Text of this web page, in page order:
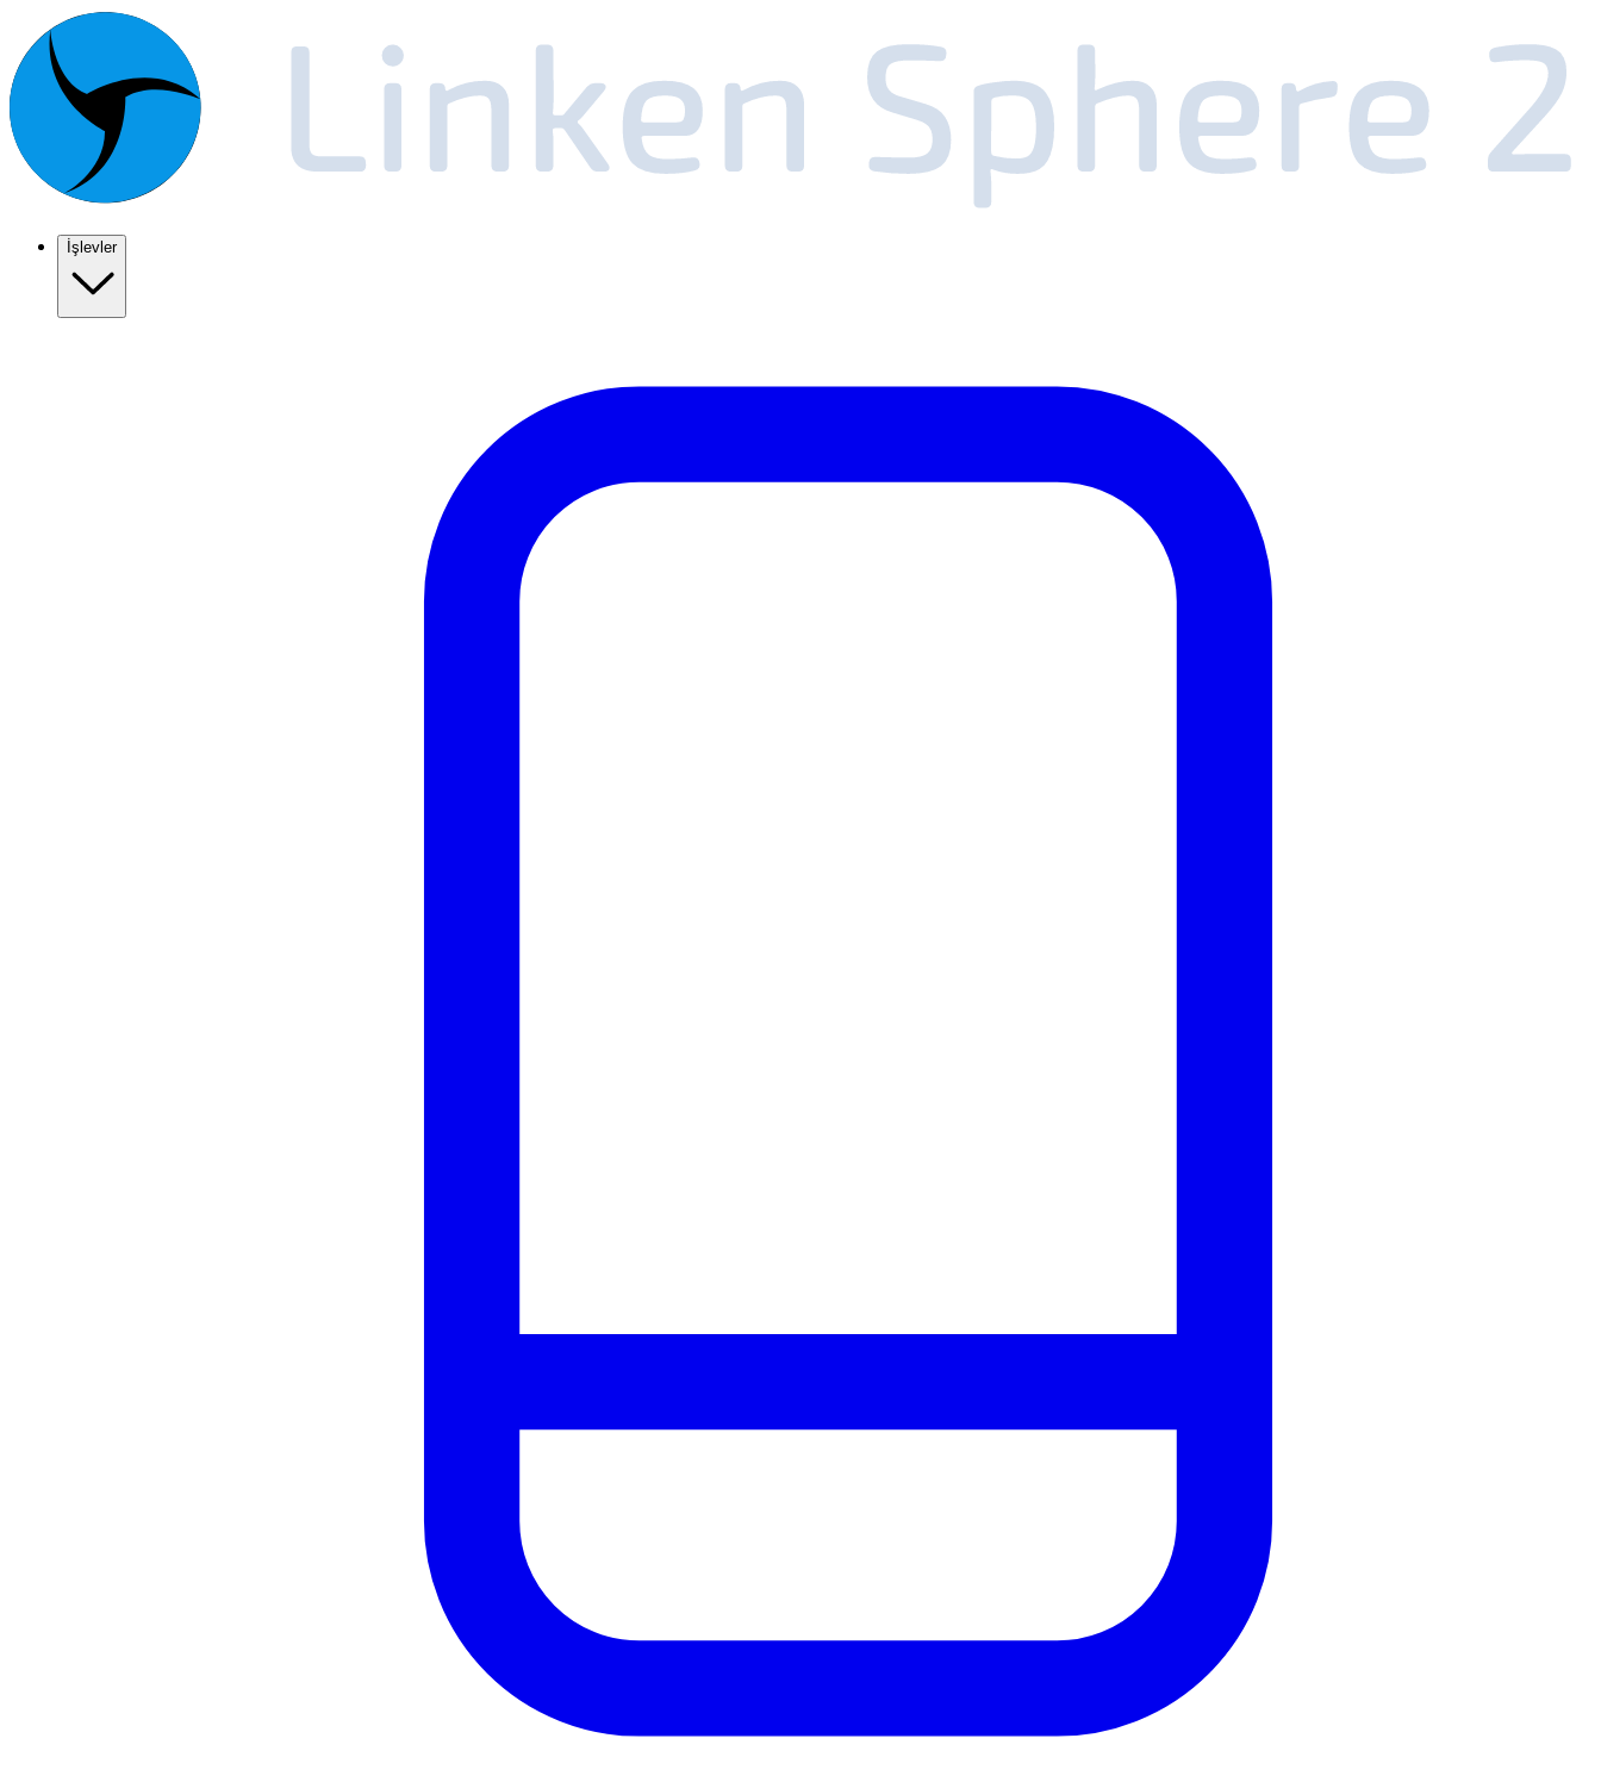
İşlevler